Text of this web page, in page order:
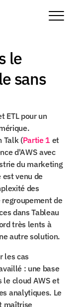
le
sans
ETL pour un
Talk (Partie 1
d'AWS avec
du marketing
est venu de
des
de
dans Tableau
très lents à
autre solution.
les cas
: une base
le cloud AWS et
analytiques. Le
maîtrise